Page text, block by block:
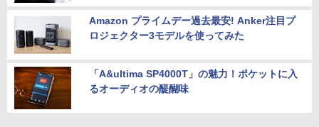
Amazon プライムデー過去最安! Anker注目プ
ロジェクター3モデルを使ってみた
「A&ultima SP4000T」の魅力！ポケットに入
るオーディオの醍醐味